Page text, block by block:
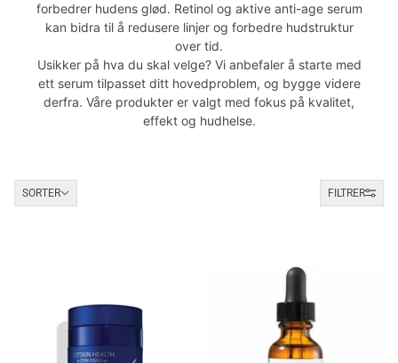
forbedrer hudens glød. Retinol og aktive anti-age serum
kan bidra til å redusere linjer og forbedre hudstruktur
over tid.
Usikker på hva du skal velge? Vi anbefaler å starte med
ett serum tilpasset ditt hovedproblem, og bygge videre
derfra. Våre produkter er valgt med fokus på kvalitet,
effekt og hudhelse.
sorter
SORTER FILTRER